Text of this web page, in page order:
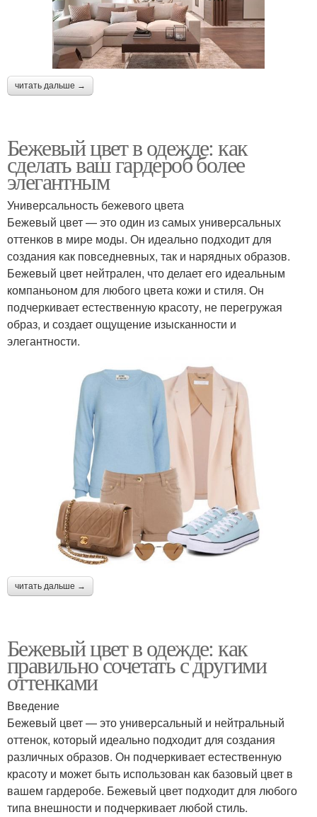
читать дальше →
Бежевый цвет в одежде: как
сделать ваш гардероб более
элегантным
Универсальность бежевого цвета
Бежевый цвет — это один из самых универсальных
оттенков в мире моды. Он идеально подходит для
создания как повседневных, так и нарядных образов.
Бежевый цвет нейтрален, что делает его идеальным
компаньоном для любого цвета кожи и стиля. Он
подчеркивает естественную красоту, не перегружая
образ, и создает ощущение изысканности и
элегантности.
читать дальше →
Бежевый цвет в одежде: как
правильно сочетать с другими
оттенками
Введение
Бежевый цвет — это универсальный и нейтральный
оттенок, который идеально подходит для создания
различных образов. Он подчеркивает естественную
красоту и может быть использован как базовый цвет в
вашем гардеробе. Бежевый цвет подходит для любого
типа внешности и подчеркивает любой стиль.